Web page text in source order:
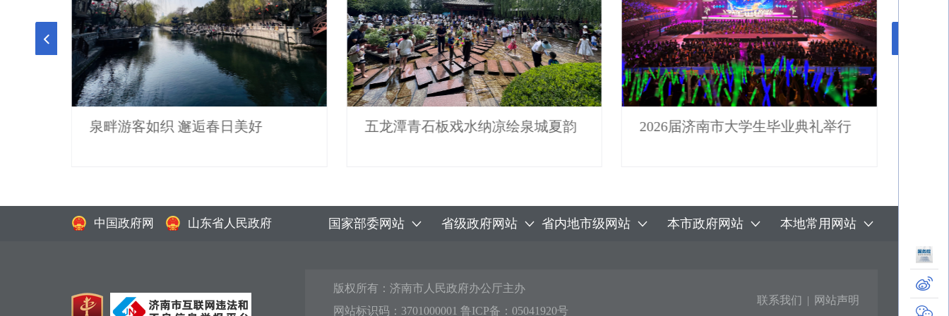
泉畔游客如织 邂逅春日美好 五龙潭青石板戏水纳凉绘泉城夏韵 2026届济南市大学生毕业典礼举行
中国政府网 山东省人民政府 国家部委网站 省级政府网站 省内地市级网站 本市政府网站 本地常用网站
版权所有：济南市人民政府办公厅主办
网站标识码：3701000001 鲁ICP备：05041920号
联系我们 | 网站声明